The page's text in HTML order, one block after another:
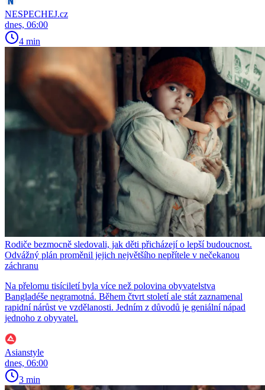
NESPECHEJ.cz
dnes, 06:00
4 min
Rodiče bezmocně sledovali, jak děti přicházejí o lepší budoucnost.
Odvážný plán proměnil jejich největšího nepřítele v nečekanou
záchranu
Na přelomu tisíciletí byla více než polovina obyvatelstva
Bangladéše negramotná. Během čtvrt století ale stát zaznamenal
rapidní nárůst ve vzdělanosti. Jedním z důvodů je geniální nápad
jednoho z obyvatel.
Asianstyle
dnes, 06:00
3 min